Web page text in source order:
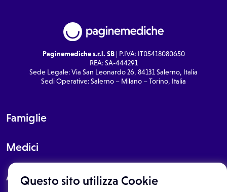
Questo sito utilizza Cookie
Paginemediche s.r.l. SB| P.IVA: IT05418080650
REA: SA-444291
Sede Legale: Via San Leonardo 26, 84131 Salerno, Italia
Sedi Operative: Salerno – Milano – Torino, Italia
Famiglie
Medici
About